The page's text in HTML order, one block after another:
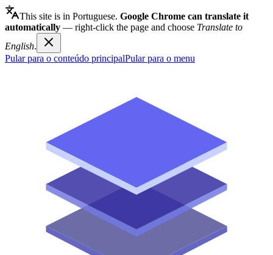
This site is in Portuguese. Google Chrome can translate it
automatically — right-click the page and choose Translate to
English.
Pular para o conteúdo principalPular para o menu